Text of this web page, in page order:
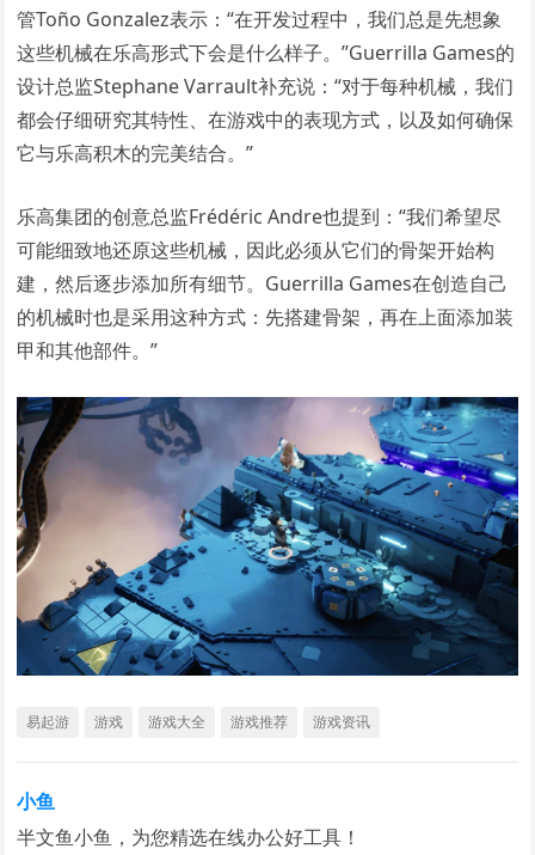
管Toño Gonzalez表示：“在开发过程中，我们总是先想象
这些机械在乐高形式下会是什么样子。”Guerrilla Games的
设计总监Stephane Varrault补充说：“对于每种机械，我们
都会仔细研究其特性、在游戏中的表现方式，以及如何确保
它与乐高积木的完美结合。”
乐高集团的创意总监Frédéric Andre也提到：“我们希望尽
可能细致地还原这些机械，因此必须从它们的骨架开始构
建，然后逐步添加所有细节。Guerrilla Games在创造自己
的机械时也是采用这种方式：先搭建骨架，再在上面添加装
甲和其他部件。”
易起游 游戏 游戏大全 游戏推荐 游戏资讯
小鱼
半文鱼小鱼，为您精选在线办公好工具！